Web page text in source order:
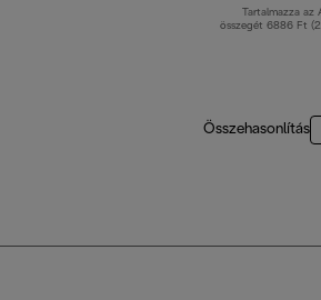
Tartalmazza az
összegét 6886 Ft
Összehasonlítás